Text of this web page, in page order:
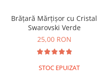
Coliere Transparente cu Soare
Coliere Transparente cu
Coliere Transparente cu Zodii
Coliere Transparente cu Perle
Coliere Transparente cu
Brățări elastice cu pietre
semiprețioase
LĂNȚIȘOARE ARGINT
Brățară Mărțișor cu Cristal
Swarovski Verde
25,00 RON
STOC EPUIZAT